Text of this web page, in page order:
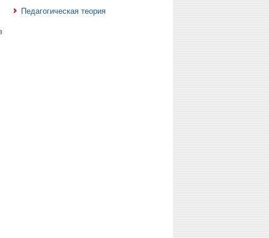
Педагогическая теория